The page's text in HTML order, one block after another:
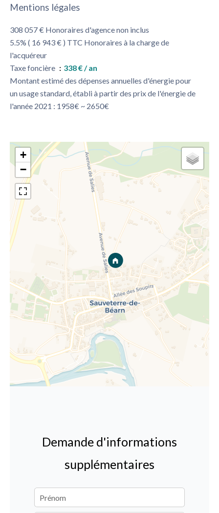
Mentions légales
308 057 € Honoraires d'agence non inclus
5.5% ( 16 943 € ) TTC Honoraires à la charge de
l'acquéreur
Taxe foncière
338 € / an
Montant estimé des dépenses annuelles d'énergie pour
un usage standard, établi à partir des prix de l'énergie de
l'année 2021 : 1958€ ~ 2650€
+
−
Demande d'informations
supplémentaires